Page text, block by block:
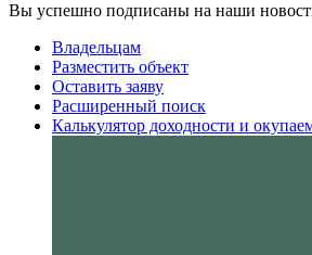
Вы успешно подписаны на наши
Владельцам
Разместить объект
Оставить заяву
Расширенный поиск
Калькулятор доходности и